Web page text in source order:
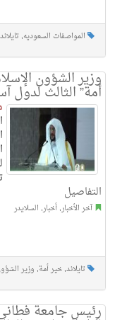
المواصفات السعوديه, تايلاند
وزير الشؤون
أمة” الثالث لدول
التفاصيل
آخر الأخبار, أخبار, السلايدر
تايلاند, خير أمة, وزير
رئيس جامعة